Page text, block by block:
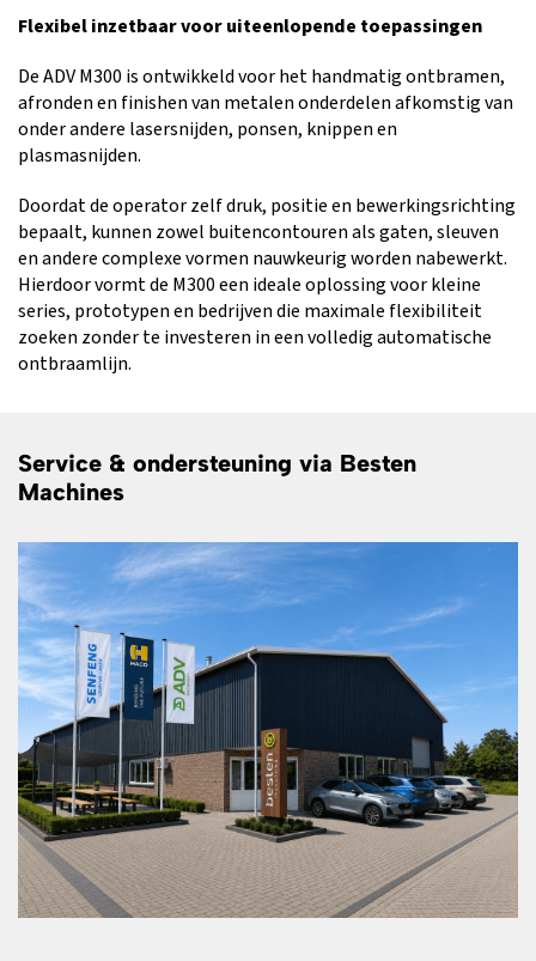
Flexibel inzetbaar voor uiteenlopende toepassingen
De ADV M300 is ontwikkeld voor het handmatig ontbramen,
afronden en finishen van metalen onderdelen afkomstig van
onder andere lasersnijden, ponsen, knippen en
plasmasnijden.
Doordat de operator zelf druk, positie en bewerkingsrichting
bepaalt, kunnen zowel buitencontouren als gaten, sleuven
en andere complexe vormen nauwkeurig worden nabewerkt.
Hierdoor vormt de M300 een ideale oplossing voor kleine
series, prototypen en bedrijven die maximale flexibiliteit
zoeken zonder te investeren in een volledig automatische
ontbraamlijn.
Service & ondersteuning via Besten
Machines